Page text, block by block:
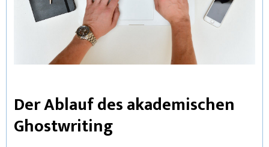
Der Ablauf des akademischen
Ghostwriting